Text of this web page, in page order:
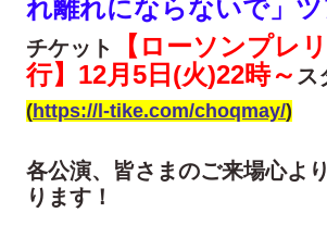
れ離れにならないで」
チケット
【ローソンプレ
行】12月5日(火)22時～ ス
(https://l-tike.com/choqmay/)
各公演、皆さまのご来場心よ
ります！